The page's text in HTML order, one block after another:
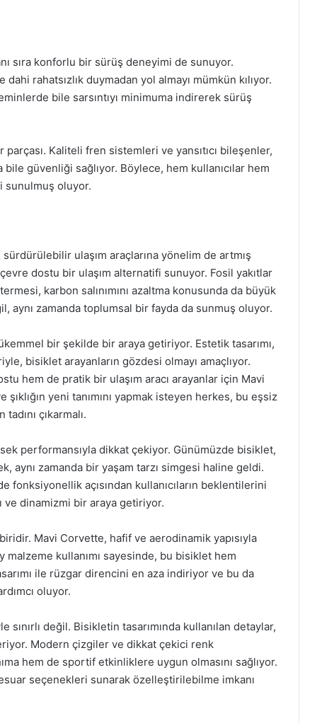
sıra konforlu bir sürüş deneyimi de sunuyor.
rahatsızlık duymadan yol almayı mümkün kılıyor.
bile sarsıntıyı minimuma indirerek sürüş
Kaliteli fren sistemleri ve yansıtıcı bileşenler,
güvenliği sağlıyor. Böylece, hem kullanıcılar hem
sunulmuş oluyor.
ulaşım araçlarına yönelim de artmış
dostu bir ulaşım alternatifi sunuyor. Fosil yakıtlar
karbon salınımını azaltma konusunda da büyük
aynı zamanda toplumsal bir fayda da sunmuş oluyor.
bir şekilde bir araya getiriyor. Estetik tasarımı,
bisiklet arayanların gözdesi olmayı amaçlıyor.
hem de pratik bir ulaşım aracı arayanlar için Mavi
yeni tanımını yapmak isteyen herkes, bu eşsiz
çıkarmalı.
performansıyla dikkat çekiyor. Günümüzde bisiklet,
aynı zamanda bir yaşam tarzı simgesi haline geldi.
açısından kullanıcıların beklentilerini
ve dinamizmi bir araya getiriyor.
Mavi Corvette, hafif ve aerodinamik yapısıyla
kullanımı sayesinde, bu bisiklet hem
ile rüzgar direncini en aza indiriyor ve bu da
oluyor.
sınırlı değil. Bisikletin tasarımında kullanılan detaylar,
Modern çizgiler ve dikkat çekici renk
hem de sportif etkinliklere uygun olmasını sağlıyor.
seçenekleri sunarak özelleştirilebilme imkanı